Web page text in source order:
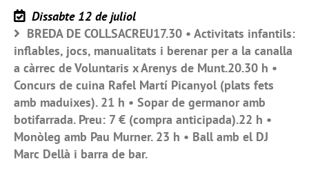
Dissabte 12 de juliol
BREDA DE COLLSACREU17.30 • Activitats infantils:
inflables, jocs, manualitats i berenar per a la canalla
a càrrec de Voluntaris x Arenys de Munt.20.30 h •
Concurs de cuina Rafel Martí Picanyol (plats fets
amb maduixes). 21 h • Sopar de germanor amb
botifarrada. Preu: 7 € (compra anticipada).22 h •
Monòleg amb Pau Murner. 23 h • Ball amb el DJ
Marc Dellà i barra de bar.